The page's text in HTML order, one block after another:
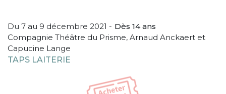
Du 7 au 9 décembre 2021
Dès 14 ans
Compagnie Théâtre du Prisme, Arnaud Anckaert et
Capucine Lange
TAPS LAITERIE